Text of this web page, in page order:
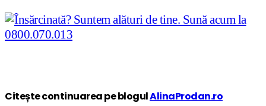
Citește continuarea pe blogulAlinaProdan.ro